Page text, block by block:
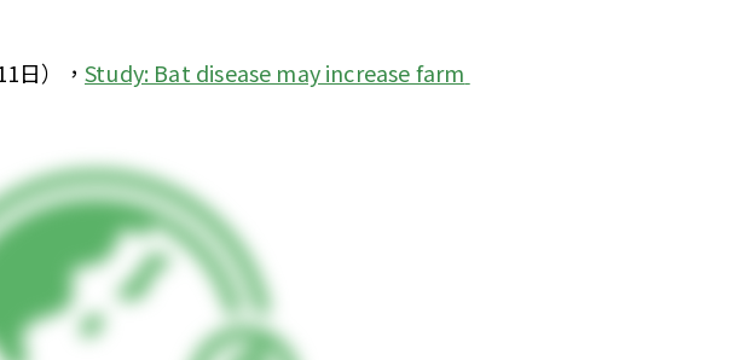
日）， Study: Bat disease may increase farm